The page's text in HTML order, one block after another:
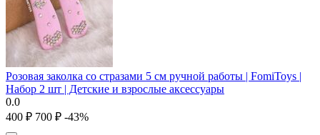
Розовая заколка со стразами 5 см ручной работы | FomiToys |
Набор 2 шт | Детские и взрослые аксессуары
0.0
‍400‍ ₽ ‍700‍ ₽ -43%